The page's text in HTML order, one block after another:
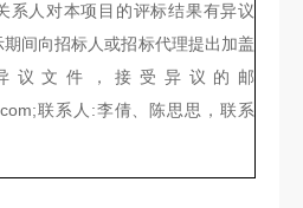
系人对本项目的评标结果有异议
间向招标人或招标代理提出加盖
议文件，接受异议的邮
联系人:李倩、陈思思，联系